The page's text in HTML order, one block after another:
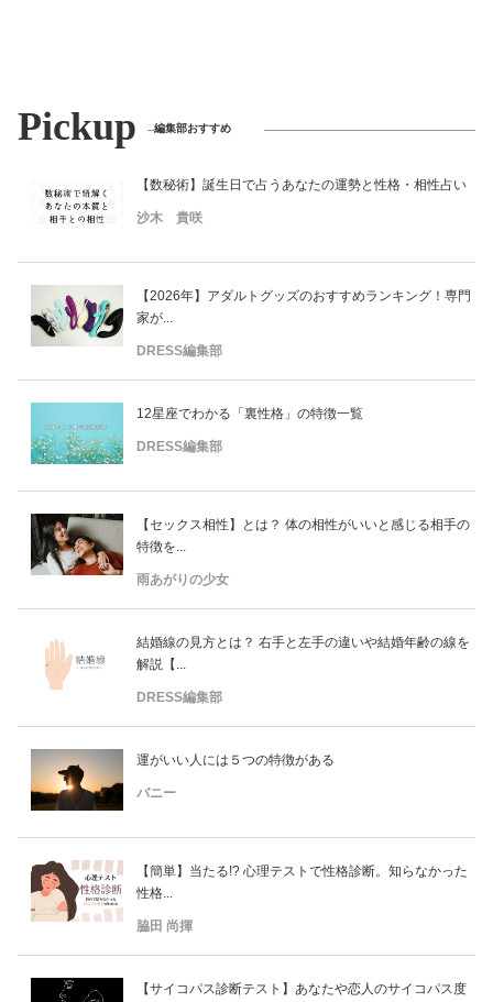
Pickup 編集部おすすめ
【数秘術】誕生日で占うあなたの運勢と性格・相性占い
沙木 貴咲
【2026年】アダルトグッズのおすすめランキング！専門
家が...
DRESS編集部
12星座でわかる「裏性格」の特徴一覧
DRESS編集部
【セックス相性】とは？ 体の相性がいいと感じる相手の
特徴を...
雨あがりの少女
結婚線の見方とは？ 右手と左手の違いや結婚年齢の線を
解説【...
DRESS編集部
運がいい人には５つの特徴がある
バニー
【簡単】当たる!? 心理テストで性格診断。知らなかった
性格...
脇田 尚揮
【サイコパス診断テスト】あなたや恋人のサイコパス度